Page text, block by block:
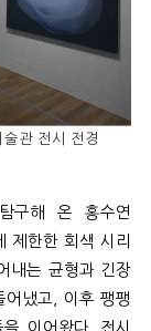
관 전시 전경
구해 온 홍수연
제한한 회색 시리
내는 균형과 긴장
냈고
이후 팽팽
이어왔다. 전시